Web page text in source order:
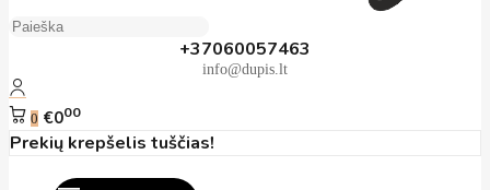
+37060057463
info@dupis.lt
0 €000
Prekių krepšelis tuščias!